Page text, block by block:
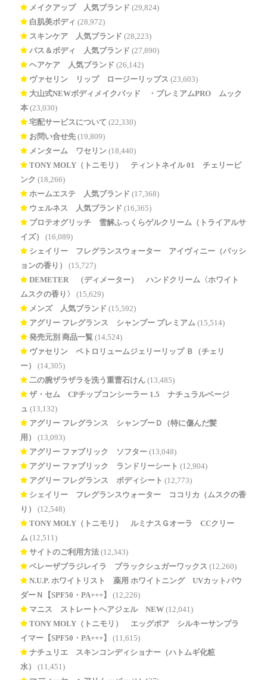
メイクアップ 人気ブランド (29,824)
白肌美ボディ (28,972)
スキンケア 人気ブランド (28,223)
バス＆ボディ 人気ブランド (27,890)
ヘアケア 人気ブランド (26,142)
ヴァセリン リップ ロージーリップス (23,603)
大山式NEWボディメイクパッド®・プレミアムPRO ムック
本 (23,030)
宅配サービスについて (22,330)
お問い合せ先 (19,809)
メンターム ワセリン (18,440)
TONY MOLY（トニモリ） ティントネイル 01 チェリーピ
ンク (18,266)
ホームエステ 人気ブランド (17,368)
ウェルネス 人気ブランド (16,365)
プロテオグリッチ 雪解ふっくらゲルクリーム（トライアルサ
イズ）
(16,089)
シェイリー フレグランスウォーター アイヴィニー（パッシ
ョンの香り）
(15,727)
DEMETER®（ディメーター） ハンドクリーム〈ホワイト
ムスクの香り〉
(15,629)
メンズ 人気ブランド (15,592)
アグリー フレグランス シャンプー プレミアム (15,514)
発売元別 商品一覧 (14,524)
ヴァセリン ペトロリュームジェリーリップ Ｂ（チェリ
ー）
(14,305)
二の腕ザラザラを洗う重曹石けん (13,485)
ザ・セム CPチップコンシーラー 1.5 ナチュラルベージ
ュ (13,132)
アグリー フレグランス シャンプーＤ（特に傷んだ髪
用）
(13,093)
アグリー ファブリック ソフター (13,048)
アグリー ファブリック ランドリーシート (12,904)
アグリー フレグランス ボディシート (12,773)
シェイリー フレグランスウォーター ココリカ（ムスクの香
り）
(12,548)
TONY MOLY（トニモリ） ルミナスＧオーラ CCクリー
ム (12,511)
サイトのご利用方法 (12,343)
ベレーザブラジレイラ ブラックシュガーワックス (12,260)
N.U.P. ホワイトリスト 薬用 ホワイトニング UVカットパウ
ダーＮ【SPF50・PA+++】
(12,226)
マニス ストレートヘアジェル NEW (12,041)
TONY MOLY（トニモリ） エッグポア シルキーサンプラ
イマー【SPF50・PA+++】
(11,615)
ナチュリエ スキンコンディショナー（ハトムギ化粧
水）
(11,451)